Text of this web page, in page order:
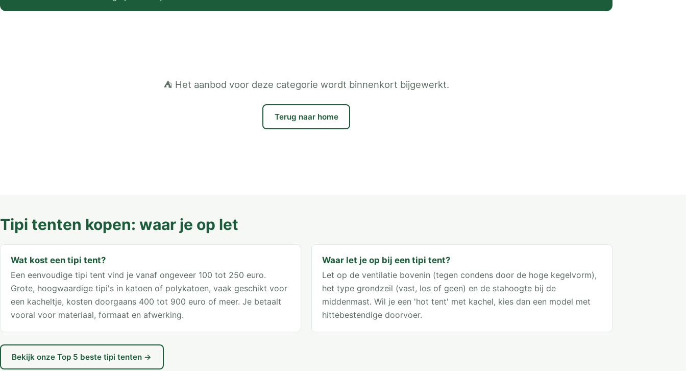
⛺ Het aanbod voor deze categorie wordt binnenkort bijgewerkt.
Terug naar home
Tipi tenten kopen: waar je op let
Wat kost een tipi tent?
Een eenvoudige tipi tent vind je vanaf ongeveer 100 tot 250 euro.
Grote, hoogwaardige tipi's in katoen of polykatoen, vaak geschikt voor
een kacheltje, kosten doorgaans 400 tot 900 euro of meer. Je betaalt
vooral voor materiaal, formaat en afwerking.
Waar let je op bij een tipi tent?
Let op de ventilatie bovenin (tegen condens door de hoge kegelvorm),
het type grondzeil (vast, los of geen) en de stahoogte bij de
middenmast. Wil je een 'hot tent' met kachel, kies dan een model met
hittebestendige doorvoer.
Bekijk onze Top 5 beste tipi tenten →